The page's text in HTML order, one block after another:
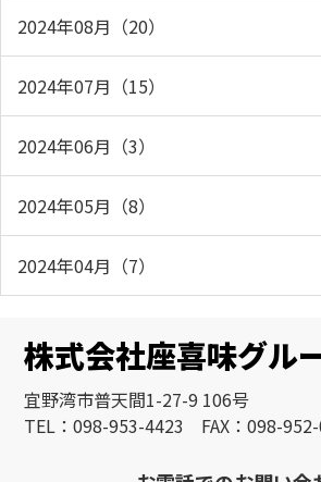
2024年08月（20）
2024年07月（15）
2024年06月（3）
2024年05月（8）
2024年04月（7）
株式会社座喜味グル
宜野湾市普天間1-27-9 106号
TEL：098-953-4423 FAX：098-